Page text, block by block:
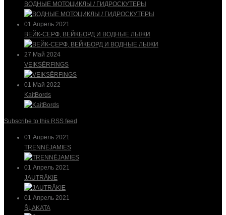
ВОДНЫЕ МОТОЦИКЛЫ / ГИДРОСКУТЕРЫ
01 Апрель 2021
ВЕЙК-СЕРФ, ВЕЙКБОРД И ВОДНЫЕ ЛЫЖИ
27 Май 2024
VEIKSĒRFINGS
01 Май 2022
KaitBords
Subscribe to this RSS feed
01 Апрель 2021
TRENNĒJAMIES
01 Апрель 2021
JAUTRĀKIE
01 Апрель 2021
ŠĻAKATA